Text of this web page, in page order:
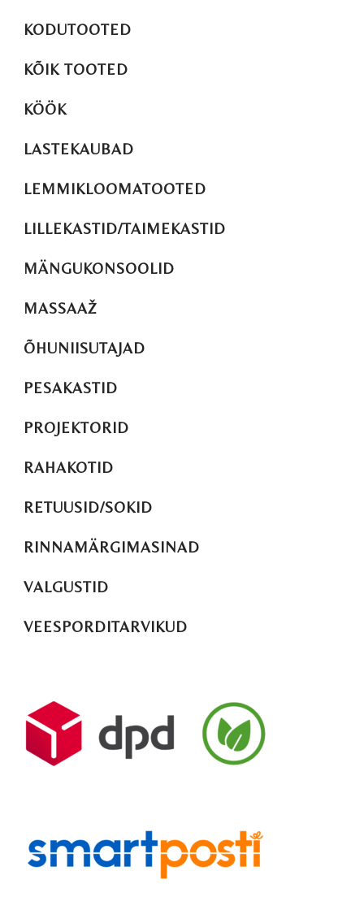
KODUTOOTED
KÕIK TOOTED
KÖÖK
LASTEKAUBAD
LEMMIKLOOMATOOTED
LILLEKASTID/TAIMEKASTID
MÄNGUKONSOOLID
MASSAAŽ
ÕHUNIISUTAJAD
PESAKASTID
PROJEKTORID
RAHAKOTID
RETUUSID/SOKID
RINNAMÄRGIMASINAD
VALGUSTID
VEESPORDITARVIKUD